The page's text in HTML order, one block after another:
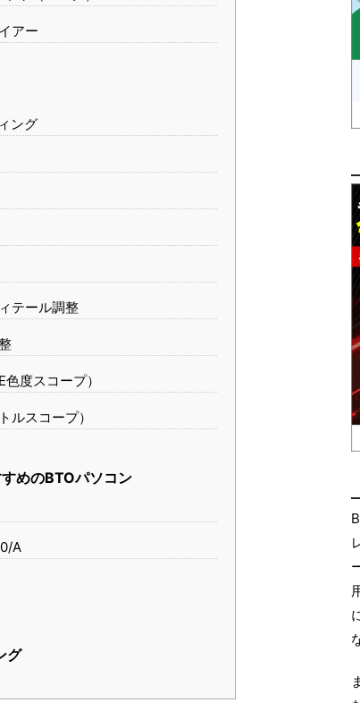
アー
ング
テール調整
度スコープ）
ルスコープ）
めのBTOパソコン
A
グ